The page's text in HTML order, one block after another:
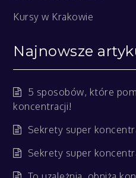
Kursy w Krakowie
Najnowsze
5 sposobów, które
koncentracji!
Sekrety super
Sekrety super